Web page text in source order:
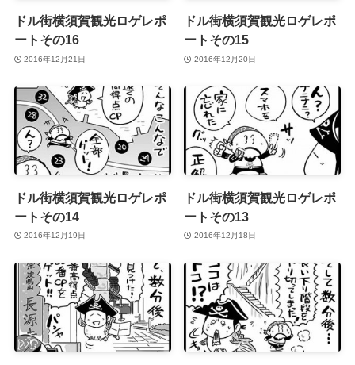
ドル街横須賀観光ロゲレポ
ートその16
2016年12月21日
ドル街横須賀観光ロゲレポ
ートその15
2016年12月20日
ドル街横須賀観光ロゲレポ
ートその14
2016年12月19日
ドル街横須賀観光ロゲレポ
ートその13
2016年12月18日